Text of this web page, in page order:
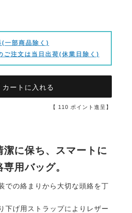
(一部商品除く)
ご注文は当日出荷(休業日除く)
カートに入れる
【 110 ポイント進呈】
潔に保ち、スマートに
用バッグ。
での絡まりから大切な頭絡を丁
下げ用ストラップによりレザー